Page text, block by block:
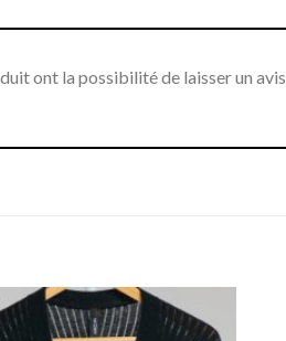
ont la possibilité de laisser un avis.